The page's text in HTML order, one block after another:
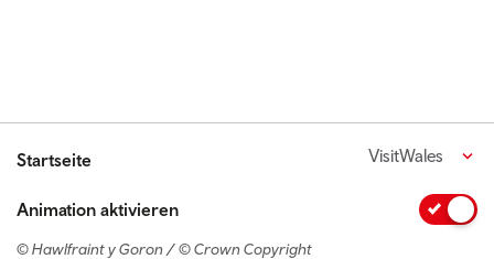
Startseite VisitWales
Animation aktivieren
© Hawlfraint y Goron / © Crown Copyright